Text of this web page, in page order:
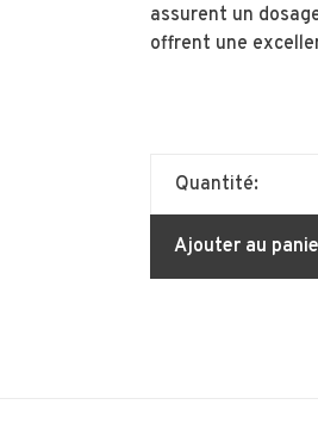
assurent un
offrent une
Quantité:
Ajouter au